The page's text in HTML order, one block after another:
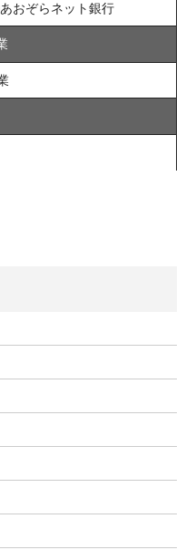
おぞらネット銀行